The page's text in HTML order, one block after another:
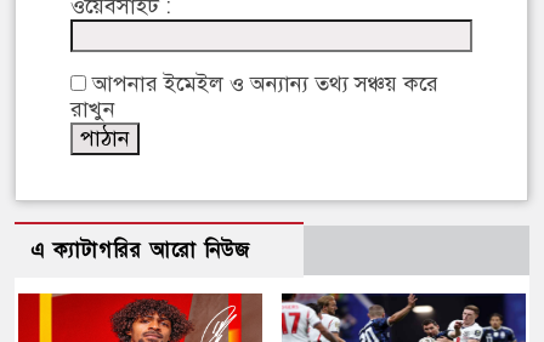
ওয়েবসাইট :
আপনার ইমেইল ও অন্যান্য তথ্য সঞ্চয় করে
রাখুন
এ ক্যাটাগরির আরো নিউজ